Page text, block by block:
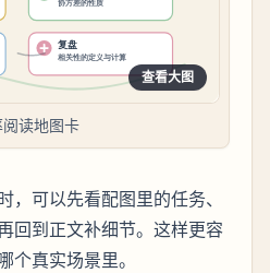
查看大图
读地图卡
，可以先看配图里的任务、
回到正文补细节。这样更容
个真实场景里。